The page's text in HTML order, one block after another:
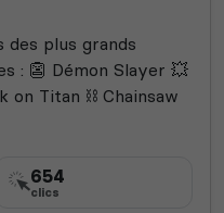
des plus grands
: 👺 Démon Slayer 💥
on Titan ⛓️ Chainsaw
654
clics